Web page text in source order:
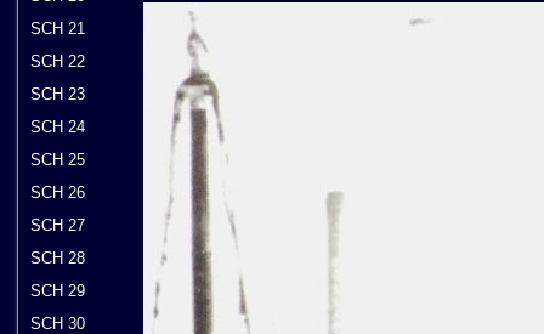
SCH 21
SCH 22
SCH 23
SCH 24
SCH 25
SCH 26
SCH 27
SCH 28
SCH 29
SCH 30